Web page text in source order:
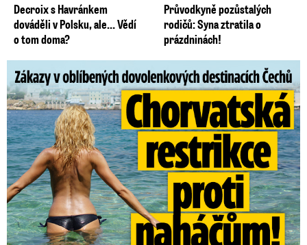
Decroix s Havránkem
dováděli v Polsku, ale… Vědí
o tom doma?
Průvodkyně pozůstalých
rodičů: Syna ztratila o
prázdninách!
Zákazy v dovolenkových rájích: Restrikce proti naháčům!